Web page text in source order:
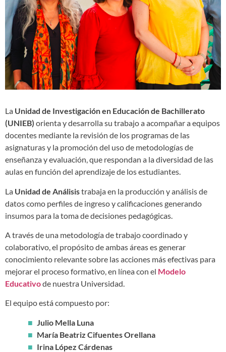
La Unidad de Investigación en Educación de Bachillerato
(UNIEB) orienta y desarrolla su trabajo a acompañar a equipos
docentes mediante la revisión de los programas de las
asignaturas y la promoción del uso de metodologías de
enseñanza y evaluación, que respondan a la diversidad de las
aulas en función del aprendizaje de los estudiantes.
La Unidad de Análisistrabaja en la producción y análisis de
datos como perfiles de ingreso y calificaciones generando
insumos para la toma de decisiones pedagógicas.
A través de una metodología de trabajo coordinado y
colaborativo, el propósito de ambas áreas es generar
conocimiento relevante sobre las acciones más efectivas para
mejorar el proceso formativo, en línea con el Modelo
Educativode nuestra Universidad.
El equipo está compuesto por:
Julio Mella Luna
María Beatriz Cifuentes Orellana
Irina López Cárdenas